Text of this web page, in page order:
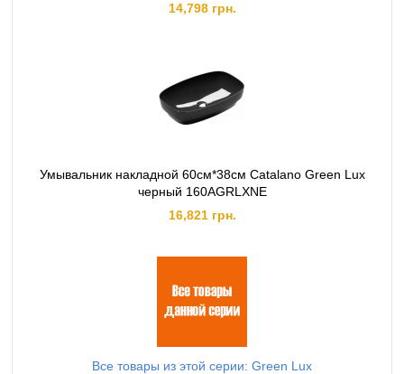
14,798 грн.
Умывальник накладной 60см*38см Catalano Green Lux
черный 160AGRLXNE
16,821 грн.
Все товары из этой серии: Green Lux